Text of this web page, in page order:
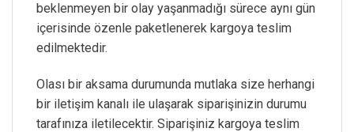
beklenmeyen bir olay yaşanmadığı sürece aynı gün
içerisinde özenle paketlenerek kargoya teslim
edilmektedir.
Olası bir aksama durumunda mutlaka size herhangi
bir iletişim kanalı ile ulaşarak siparişinizin durumu
tarafınıza iletilecektir. Siparişiniz kargoya teslim